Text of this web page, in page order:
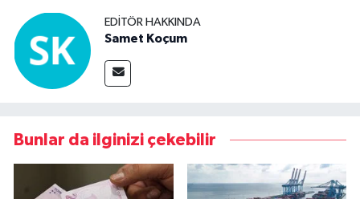
EDITÖR HAKKINDA
Samet Koçum
Bunlar da ilginizi çekebilir